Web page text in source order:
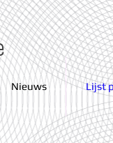
Nieuws Lijst